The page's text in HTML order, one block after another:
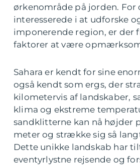
ørkenområde på jorden. For
interesserede i at udforske
imponerende region, er der
faktorer at være
Sahara er kendt for sine
også kendt som ergs, der
kilometervis af landskaber,
klima og ekstreme
sandklitterne kan nå højder
meter og strække sig så
Dette unikke landskab har
eventyrlystne rejsende og